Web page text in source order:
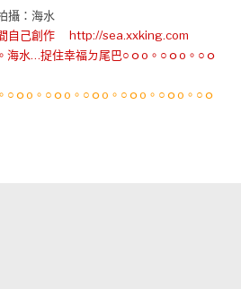
攝：海水
自己創作 http://sea.xxking.com
海水…捉住幸福ㄉ尾巴○ｏo。○ｏo。○ｏ
○ｏo。○ｏo。○ｏo。○ｏo。○ｏo。○ｏ